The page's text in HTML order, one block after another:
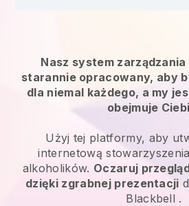
Nasz system
starannie opracowany, aby
dla niemal każdego, a my
obejmuje
Użyj tej platformy, aby
internetową
alkoholików. Oczaruj
dzięki zgrabnej prezentacji
Blackbell .